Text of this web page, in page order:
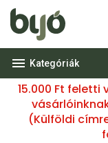
Kategóriák
15.000 Ft
(Külföldi